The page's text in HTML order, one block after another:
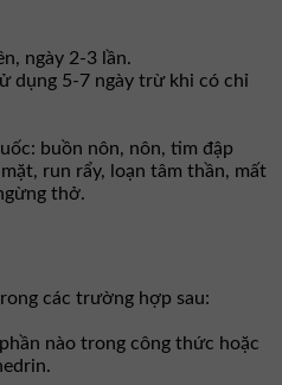
ngày 2-3 lần.
dụng 5-7 ngày trừ khi có chỉ
buồn nôn, nôn, tim đập
run rẩy, loạn tâm thần, mất
thở.
các trường hợp sau:
nào trong công thức hoặc